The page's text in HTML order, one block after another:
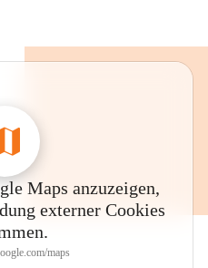
Maps anzuzeigen,
externer Cookies
maps